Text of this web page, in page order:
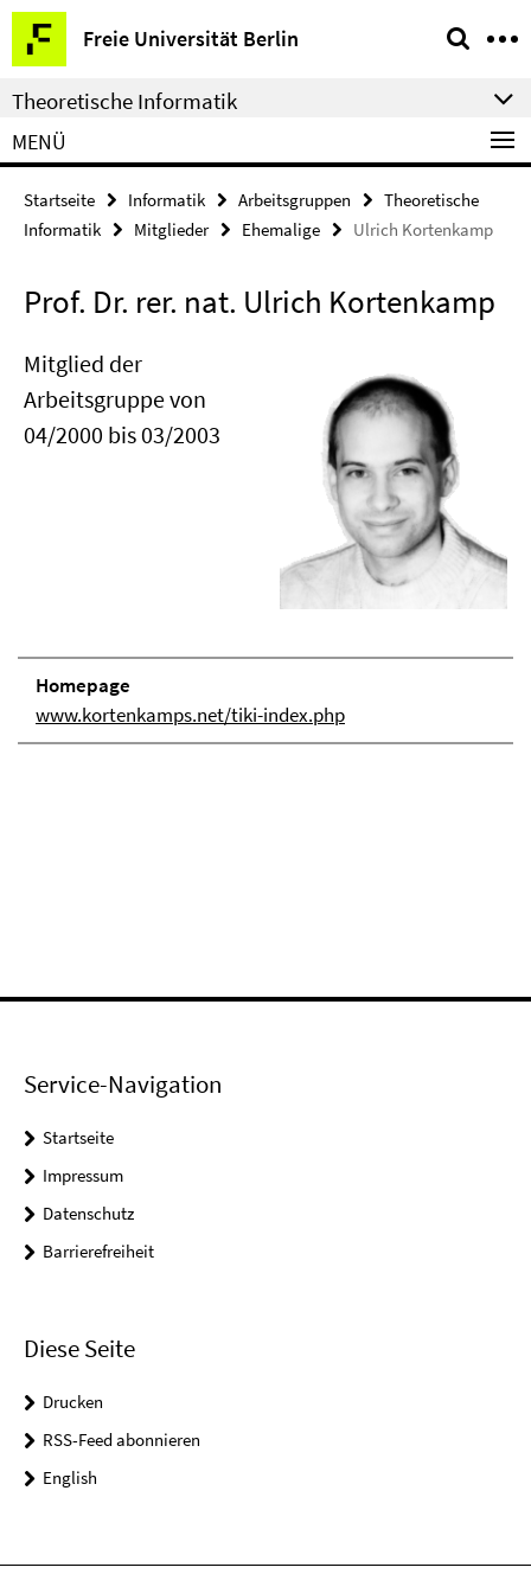
Springe
direkt
zu
Inhalt
Freie Universität Berlin
Service-
Navigation
Theoretische Informatik
MENÜ
Startseite Informatik Arbeitsgruppen
Theoretische
Informatik
Mitglieder Ehemalige Ulrich Kortenkamp
Prof. Dr. rer. nat. Ulrich Kortenkamp
Mitglied der
Arbeitsgruppe von
04/2000 bis 03/2003
Homepage
www.kortenkamps.net/tiki-index.php
Service-Navigation
Startseite
Impressum
Datenschutz
Barrierefreiheit
Diese Seite
Drucken
RSS-Feed abonnieren
English